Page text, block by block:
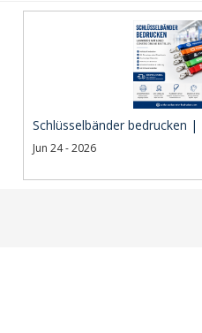
Schlüsselbänder bedrucken
Jun 24 - 2026